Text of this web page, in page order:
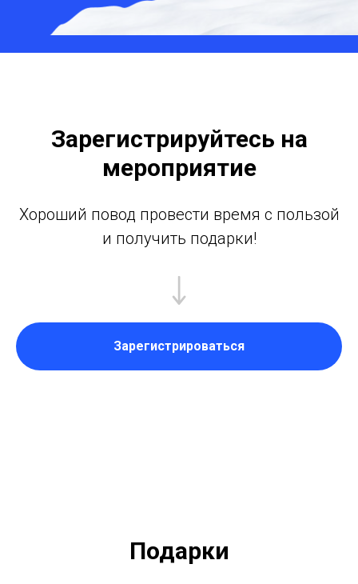
Зарегистрируйтесь на
мероприятие
Хороший повод провести время с пользой
и получить подарки!
Зарегистрироваться
Подарки